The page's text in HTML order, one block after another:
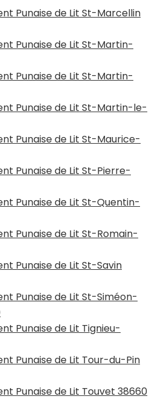
Punaise de Lit St-Marcellin
Punaise de Lit St-Martin-
Punaise de Lit St-Martin-
Punaise de Lit St-Martin-le-
Punaise de Lit St-Maurice-
Punaise de Lit St-Pierre-
Punaise de Lit St-Quentin-
Punaise de Lit St-Romain-
Punaise de Lit St-Savin
Punaise de Lit St-Siméon-
Punaise de Lit Tignieu-
Punaise de Lit Tour-du-Pin
Punaise de Lit Touvet 38660